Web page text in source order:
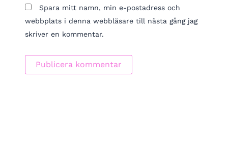
Spara mitt namn, min e-postadress och
webbplats i denna webbläsare till nästa gång jag
skriver en kommentar.